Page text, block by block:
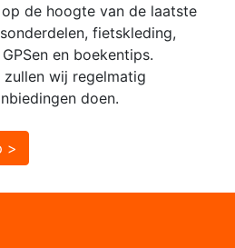
de hoogte van de laatste
fietskleding,
en boekentips.
zullen wij regelmatig
doen.
>